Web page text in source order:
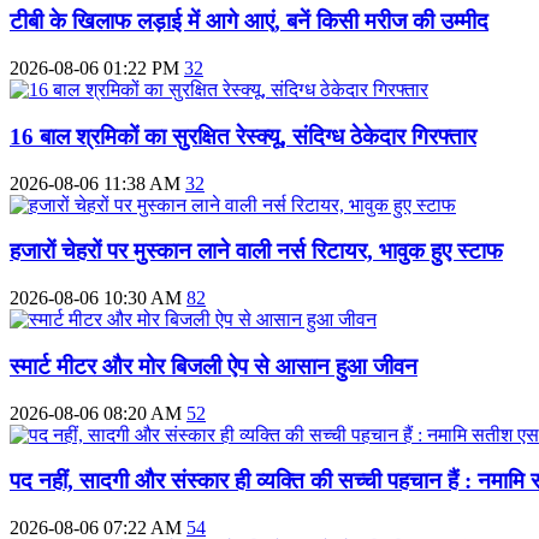
टीबी के खिलाफ लड़ाई में आगे आएं, बनें किसी मरीज की उम्मीद
2026-08-06 01:22 PM 32
16 बाल श्रमिकों का सुरक्षित रेस्क्यू, संदिग्ध ठेकेदार गिरफ्तार
2026-08-06 11:38 AM 32
हजारों चेहरों पर मुस्कान लाने वाली नर्स रिटायर, भावुक हुए स्टाफ
2026-08-06 10:30 AM 82
स्मार्ट मीटर और मोर बिजली ऐप से आसान हुआ जीवन
2026-08-06 08:20 AM 52
पद नहीं, सादगी और संस्कार ही व्यक्ति की सच्ची पहचान हैं :
2026-08-06 07:22 AM 54